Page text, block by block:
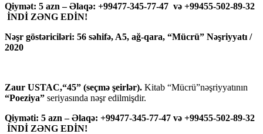
Qiymət: 5 azn – Əlaqə: +99477-345-77-47 və +99455-502-89-32
İNDİ ZƏNG EDİN!
Nəşr göstəriciləri: 56 səhifə, A5, ağ-qara, “Mücrü” Nəşriyyatı /
2020
Zaur USTAC,“45” (seçmə şeirlər). Kitab “Mücrü”nəşriyyatının
“Poeziya” seriyasında nəşr edilmişdir.
Qiyməti: 5 azn – Əlaqə: +99477-345-77-47 və +99455-502-89-32
İNDİ ZƏNG EDİN!